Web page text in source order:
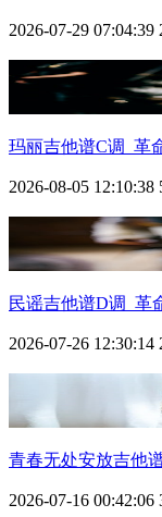
2026-07-29 07:04:39
玛丽吉他谱C调_革
2026-08-05 12:10:38
民谣吉他谱D调_革
2026-07-26 12:30:14
青春无处安放吉他
2026-07-16 00:42:06